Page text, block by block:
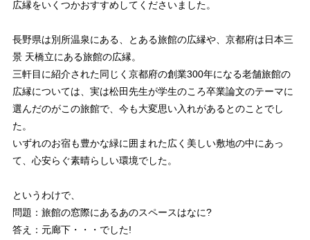
広縁をいくつかおすすめしてくださいました。
長野県は別所温泉にある、とある旅館の広縁や、京都府は日本三
景 天橋立にある旅館の広縁。
三軒目に紹介された同じく京都府の創業300年になる老舗旅館の
広縁については、実は松田先生が学生のころ卒業論文のテーマに
選んだのがこの旅館で、今も大変思い入れがあるとのことでし
た。
いずれのお宿も豊かな緑に囲まれた広く美しい敷地の中にあっ
て、心安らぐ素晴らしい環境でした。
というわけで、
問題：旅館の窓際にあるあのスペースはなに?
答え：元廊下・・・でした!